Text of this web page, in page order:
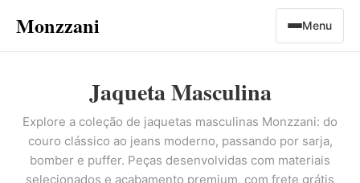
Monzzani Menu
Jaqueta Masculina
Explore a coleção de jaquetas masculinas Monzzani: do
couro clássico ao jeans moderno, passando por sarja,
bomber e puffer. Peças desenvolvidas com materiais
selecionados e acabamento premium, com frete grátis